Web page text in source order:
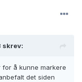
skrev:
å kunne markere
det siden